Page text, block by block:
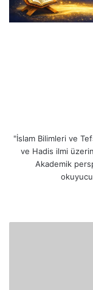
"İslam Bilimleri ve
ve Hadis ilmi
Akademik